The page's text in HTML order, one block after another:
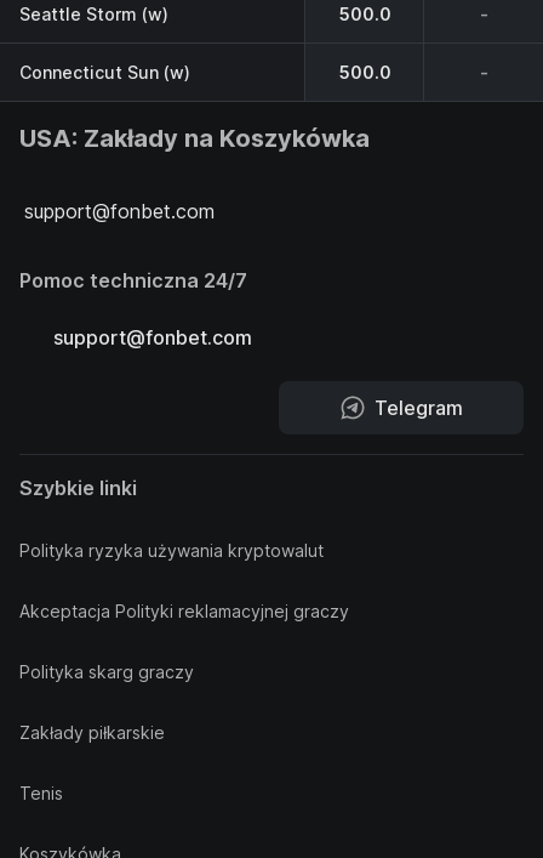
Seattle Storm (w) 500.0 -
Connecticut Sun (w) 500.0 -
USA: Zakłady na Koszykówka
support@fonbet.com
Pomoc techniczna 24/7
support@fonbet.com
Telegram
Szybkie linki
Polityka ryzyka używania kryptowalut
Akceptacja Polityki reklamacyjnej graczy
Polityka skarg graczy
Zakłady piłkarskie
Tenis
Koszykówka